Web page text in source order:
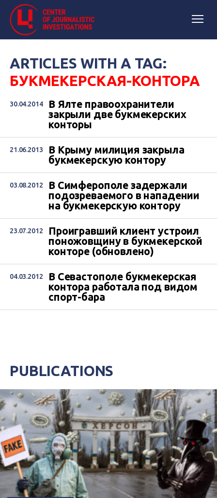
ARTICLES WITH A TAG:
БУКМЕКЕРСКАЯ-КОНТОРА
30.04.2014
В Ялте правоохранители
закрыли две букмекерских
конторы
21.06.2013
В Крыму милиция закрыла
букмекерскую контору
03.08.2012
В Симферополе задержали
подозреваемого в нападении
на букмекерскую контору
23.07.2012
Проигравший клиент устроил
поножовщину в букмекерской
конторе (обновлено)
04.03.2012
В Севастополе букмекерская
контора работала под видом
спорт-бара
PUBLICATIONS